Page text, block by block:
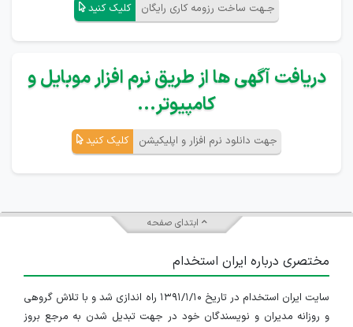
جـهت ساخت رزومه کاری رایگان کلیک کنید
دریافت آگهی ها از طریق نرم افزار موبایل و
کامپیوتر...
جهت دانلود نرم افزار و اپلیکیشن کلیک کنید
ابتدای صفحه
مختصری درباره ایران استخدام
سایت ایران استخدام در تاریخ ۱۳۹۱/۱/۱۰ راه اندازی شد و با تلاش گروهی
و روزانه مدیران و نویسندگان خود در جهت تبدیل شدن به مرجع بروز